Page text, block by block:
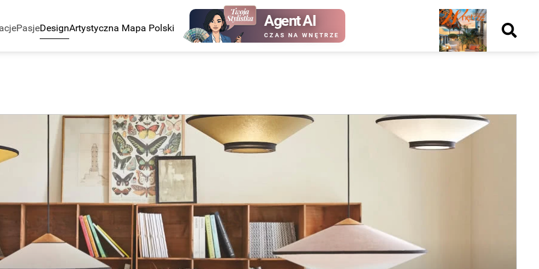
PasjeDesignArtystyczna Mapa Polski Agent AI
CZAS NA WNĘTRZE
Nowy
numer
numer
Wydanie papierowe
kup ten
numer